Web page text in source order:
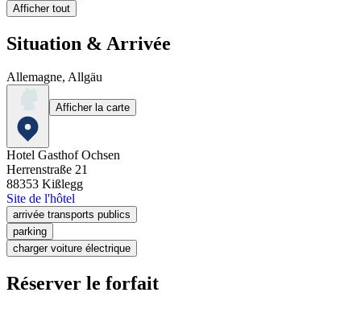
Afficher tout
Situation & Arrivée
Allemagne, Allgäu
Afficher la carte
Hotel Gasthof Ochsen
Herrenstraße 21
88353 Kißlegg
Site de l'hôtel
arrivée transports publics
parking
charger voiture électrique
Réserver le forfait